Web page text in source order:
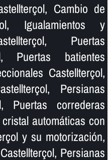
Cambio de
Igualamientos y
Puertas
Puertas batientes
Castellterçol,
Persianas
Puertas correderas
automáticas con
y su motorización,
Persianas